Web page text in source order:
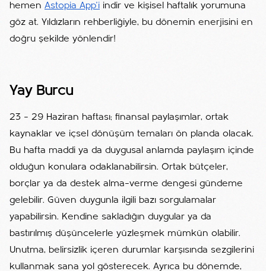
hemen Astopia App'i indir ve kişisel haftalık yorumuna
göz at. Yıldızların rehberliğiyle, bu dönemin enerjisini en
doğru şekilde yönlendir!
Yay Burcu
23 – 29 Haziran haftası; finansal paylaşımlar, ortak
kaynaklar ve içsel dönüşüm temaları ön planda olacak.
Bu hafta maddi ya da duygusal anlamda paylaşım içinde
olduğun konulara odaklanabilirsin. Ortak bütçeler,
borçlar ya da destek alma–verme dengesi gündeme
gelebilir. Güven duygunla ilgili bazı sorgulamalar
yapabilirsin. Kendine sakladığın duygular ya da
bastırılmış düşüncelerle yüzleşmek mümkün olabilir.
Unutma, belirsizlik içeren durumlar karşısında sezgilerini
kullanmak sana yol gösterecek. Ayrıca bu dönemde,